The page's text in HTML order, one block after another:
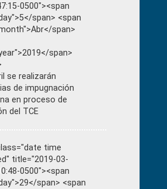
0500"><span
span> <span
span>
span>
se realizarán
de impugnación
en proceso de
del TCE
time
title="2019-03-
0500"><span
span> <span